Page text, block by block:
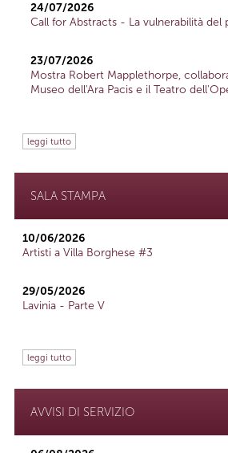
24/07/2026
Call for Abstracts - La vulnerabilità
23/07/2026
Mostra Robert Mapplethorpe,
Museo dell'Ara Pacis e il Teatro
leggi tutto
SALA STAMPA
10/06/2026
Artisti a Villa Borghese #3
29/05/2026
Lavinia - Parte V
leggi tutto
AVVISI DI SERVIZIO